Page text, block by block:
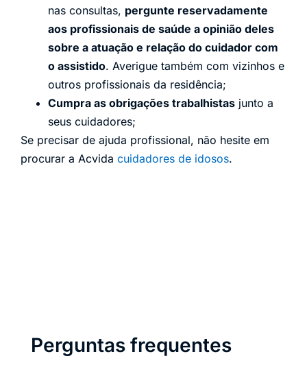
nas consultas, pergunte reservadamente
aos profissionais de saúde a opinião deles
sobre a atuação e relação do cuidador com
o assistido. Averigue também com vizinhos e
outros profissionais da residência;
Cumpra as obrigações trabalhistas junto a
seus cuidadores;
Se precisar de ajuda profissional, não hesite em
procurar a Acvida cuidadores de idosos.
Perguntas frequentes